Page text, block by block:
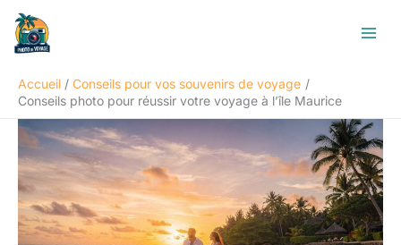
Aller
contenu
Accueil
Conseils pour vos souvenirs de voyage
Conseils photo pour réussir votre voyage à l’île Maurice
R
e
h
c
h
e
r